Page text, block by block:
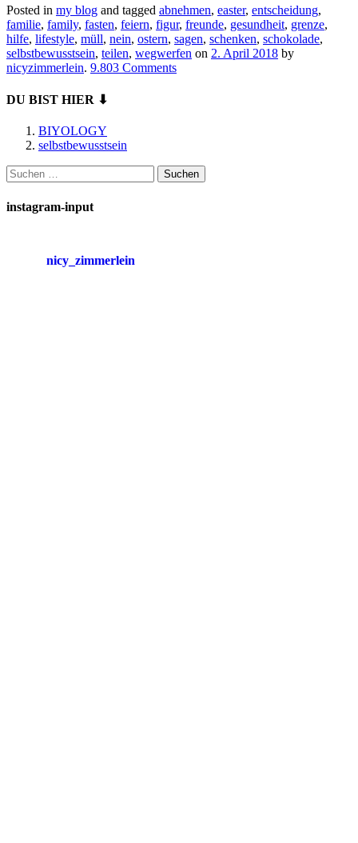
Posted in my blog and tagged abnehmen, easter, entscheidung,
familie, family, fasten, feiern, figur, freunde, gesundheit, grenze,
hilfe, lifestyle, müll, nein, ostern, sagen, schenken, schokolade,
selbstbewusstsein, teilen, wegwerfen on 2. April 2018 by
nicyzimmerlein. 9.803 Comments
DU BIST HIER ⬇
BIYOLOGY
selbstbewusstsein
Suchen
nach:
instagram-input
nicy_zimmerlein